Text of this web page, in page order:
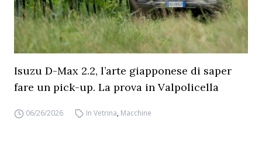
Isuzu D-Max 2.2, l’arte giapponese di saper
fare un pick-up. La prova in Valpolicella
06/26/2026 In Vetrina, Macchine